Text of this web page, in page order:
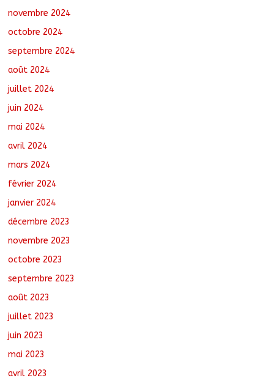
novembre 2024
octobre 2024
septembre 2024
août 2024
juillet 2024
juin 2024
mai 2024
avril 2024
mars 2024
février 2024
janvier 2024
décembre 2023
novembre 2023
octobre 2023
septembre 2023
août 2023
juillet 2023
juin 2023
mai 2023
avril 2023